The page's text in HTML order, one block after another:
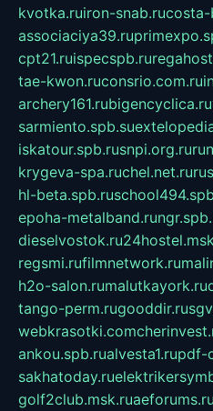
kvotka.ruiron-snab.rucosta-
associaciya39.ru
cpt21.ruispecspb.ru
tae-kwon.ruconsrio.com.ru
archery161.rubigencyclica.ru
sarmiento.spb.su
iskatour.spb.rusnpi.org.ru
krygeva-spa.ruchel.net.ru
hl-beta.spb.ru
epoha-metalband.ru
dieselvostok.ru
regsmi.rufilmnetwork.ru
h2o-salon.rumalutkayork.ru
tango-perm.rugooddir.ru
webkrasotki.com
ankou.spb.rualvesta1.rupdf-
sakhatoday.ru
golf2club.msk.ruaeforums.ru